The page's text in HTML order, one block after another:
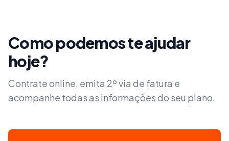
Como podemos te ajudar
hoje?
Contrate online, emita 2º via de fatura e
acompanhe todas as informações do seu plano.